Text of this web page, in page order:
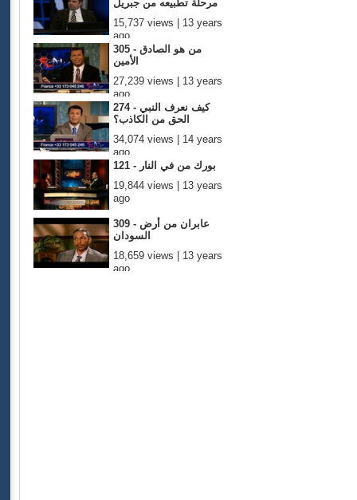
مرحلة تطبيعه من جبريل
15,737 views | 13 years
ago
305 - من هو الصادق
الأمين
27,239 views | 13 years
ago
274 - كيف نعرف النبي
الحق من الكاذب؟
34,074 views | 14 years
ago
121 - بورك من في النار
19,844 views | 13 years
ago
309 - عابران من أرض
السودان
18,659 views | 13 years
ago